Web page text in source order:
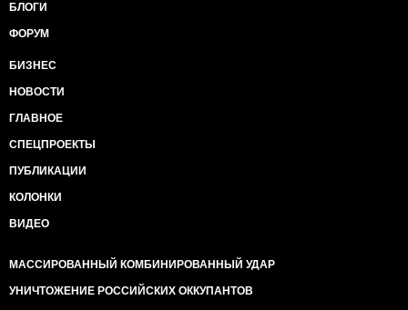
БЛОГИ
ФОРУМ
БИЗНЕС
НОВОСТИ
ГЛАВНОЕ
СПЕЦПРОЕКТЫ
ПУБЛИКАЦИИ
КОЛОНКИ
ВИДЕО
МАССИРОВАННЫЙ КОМБИНИРОВАННЫЙ УДАР
УНИЧТОЖЕНИЕ РОССИЙСКИХ ОККУПАНТОВ